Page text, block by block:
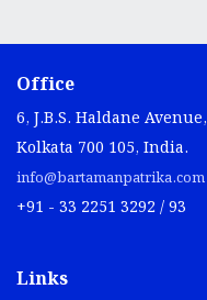
Office
6, J.B.S. Haldane Avenue,
Kolkata 700 105, India.
info@bartamanpatrika.com
+91 - 33 2251 3292 / 93
Links